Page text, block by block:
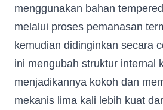
menggunakan bahan
melalui proses pemanasan
kemudian didinginkan secara
ini mengubah struktur internal
menjadikannya kokoh dan
mekanis lima kali lebih kuat